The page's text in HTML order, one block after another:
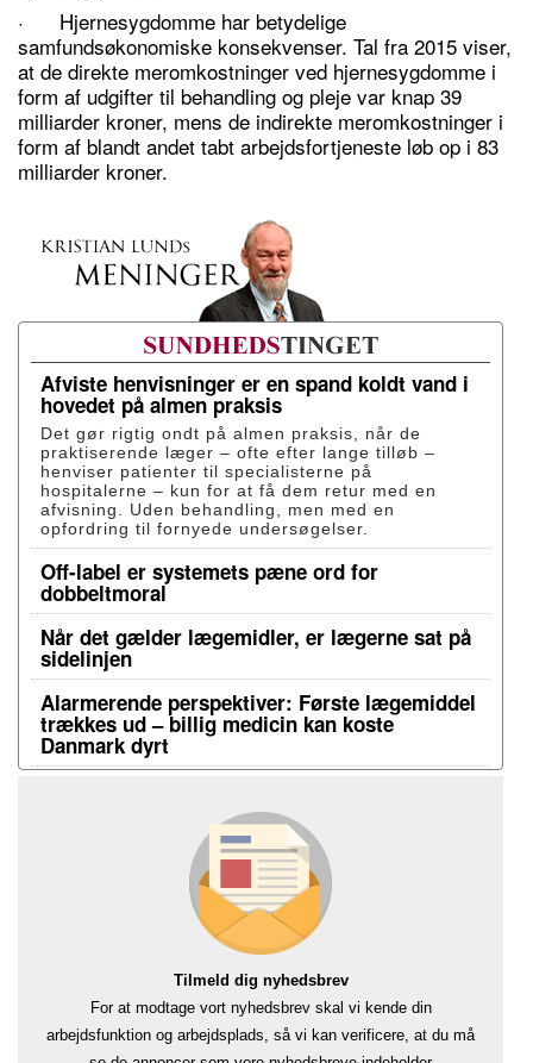
· Hjernesygdomme har betydelige
samfundsøkonomiske konsekvenser. Tal fra 2015 viser,
at de direkte meromkostninger ved hjernesygdomme i
form af udgifter til behandling og pleje var knap 39
milliarder kroner, mens de indirekte meromkostninger i
form af blandt andet tabt arbejdsfortjeneste løb op i 83
milliarder kroner.
Afviste henvisninger er en spand koldt vand i
hovedet på almen praksis
Det gør rigtig ondt på almen praksis, når de
praktiserende læger – ofte efter lange tilløb –
henviser patienter til specialisterne på
hospitalerne – kun for at få dem retur med en
afvisning. Uden behandling, men med en
opfordring til fornyede undersøgelser.
Off-label er systemets pæne ord for
dobbeltmoral
Når det gælder lægemidler, er lægerne sat på
sidelinjen
Alarmerende perspektiver: Første lægemiddel
trækkes ud – billig medicin kan koste
Danmark dyrt
Tilmeld dig nyhedsbrev
For at modtage vort nyhedsbrev skal vi kende din
arbejdsfunktion og arbejdsplads, så vi kan verificere, at du må